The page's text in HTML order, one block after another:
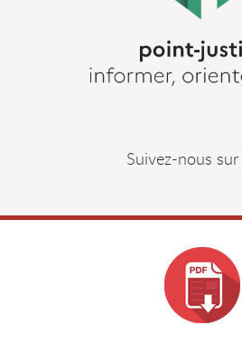
Suivez-nous sur